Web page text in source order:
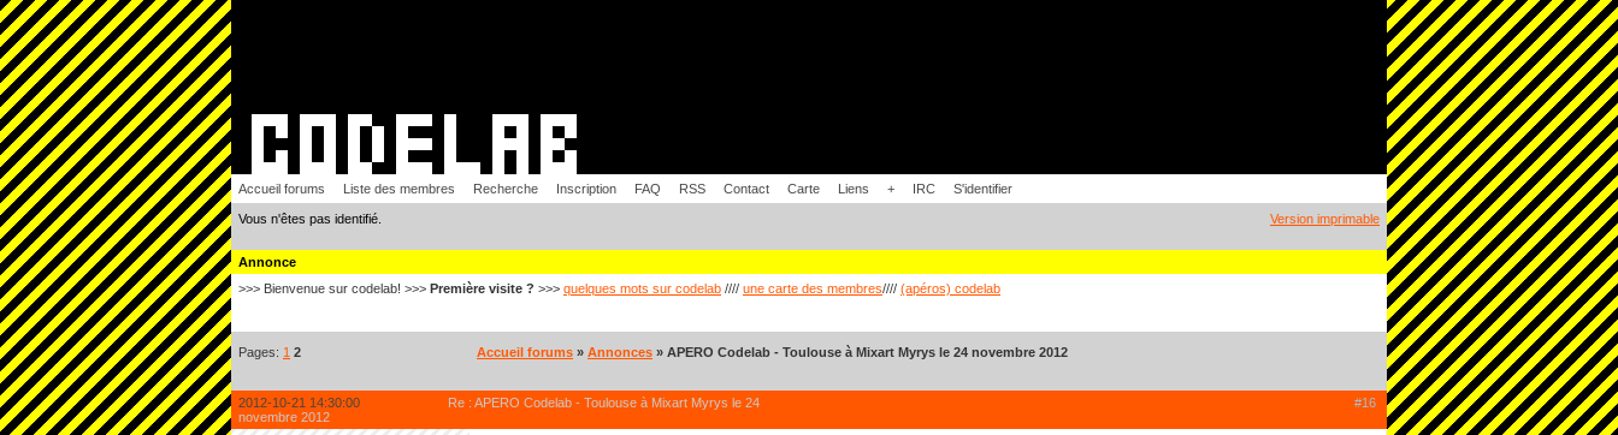
Accueil forums Liste des membres Recherche Inscription FAQ RSS Contact Carte Liens + IRC S'identifier
Vous n'êtes pas identifié. Version imprimable
Annonce
>>> Bienvenue sur codelab! >>> Première visite ? >>> quelques mots sur codelab //// une carte des membres//// (apéros) codelab
Pages: 1 2 Accueil forums » Annonces » APERO Codelab - Toulouse à Mixart Myrys le 24 novembre 2012
#16
2012-10-21 14:30:00
Re : APERO Codelab - Toulouse à Mixart Myrys le 24
novembre 2012